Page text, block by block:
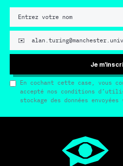
Je
En cochant cette case, vous
accepté nos conditions
stockage des données